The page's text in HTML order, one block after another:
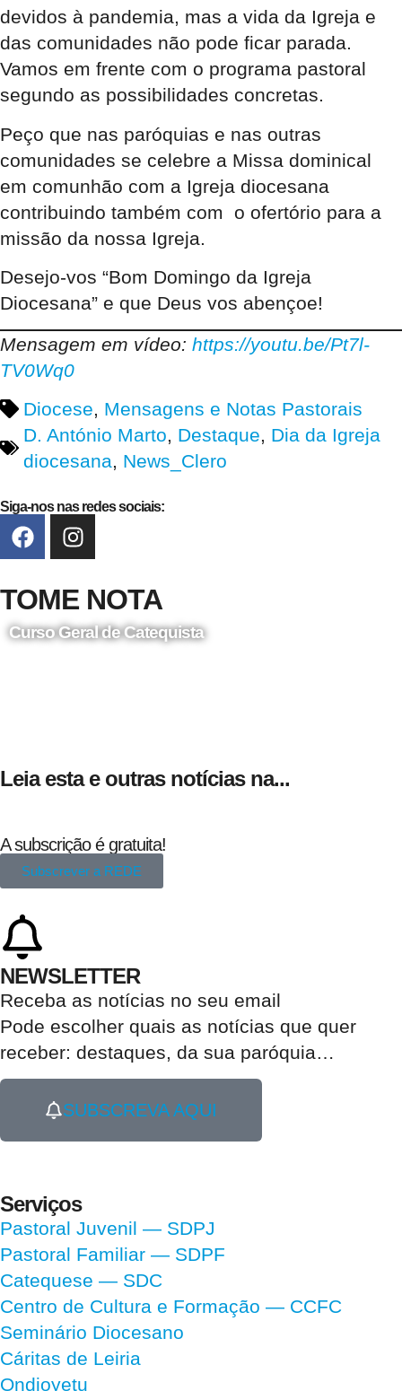
devidos à pandemia, mas a vida da Igreja e
das comunidades não pode ficar parada.
Vamos em frente com o programa pastoral
segundo as possibilidades concretas.
Peço que nas paróquias e nas outras
comunidades se celebre a Missa dominical
em comunhão com a Igreja diocesana
contribuindo também com o ofertório para a
missão da nossa Igreja.
Desejo-vos “Bom Domingo da Igreja
Diocesana” e que Deus vos abençoe!
Mensagem em vídeo: https://youtu.be/Pt7l-
TV0Wq0
Diocese, Mensagens e Notas Pastorais
D. António Marto, Destaque, Dia da Igreja
diocesana, News_Clero
Siga-nos nas redes sociais:
TOME NOTA
Curso Geral de Catequista
Leia esta e outras notícias na...
A subscrição é gratuita!
Subscrever a REDE
NEWSLETTER
Receba as notícias no seu email​
Pode escolher quais as notícias que quer
receber: destaques, da sua paróquia…
SUBSCREVA AQUI
Serviços
Pastoral Juvenil — SDPJ
Pastoral Familiar — SDPF
Catequese — SDC
Centro de Cultura e Formação — CCFC
Seminário Diocesano
Cáritas de Leiria
Ondjoyetu